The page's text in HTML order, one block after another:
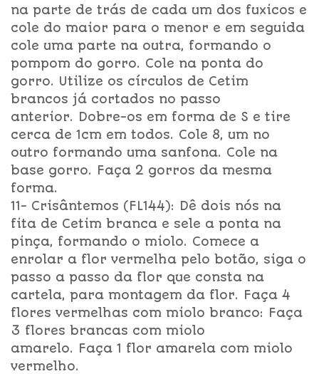
na parte de trás de cada um dos fuxicos e
cole do maior para o menor e em seguida
cole uma parte na outra, formando o
pompom do gorro. Cole na ponta do
gorro. Utilize os círculos de Cetim
brancos já cortados no passo
anterior. Dobre-os em forma de S e tire
cerca de 1cm em todos. Cole 8, um no
outro formando uma sanfona. Cole na
base gorro. Faça 2 gorros da mesma
forma.
11- Crisântemos (FL144): Dê dois nós na
fita de Cetim branca e sele a ponta na
pinça, formando o miolo. Comece a
enrolar a flor vermelha pelo botão, siga o
passo a passo da flor que consta na
cartela, para montagem da flor. Faça 4
flores vermelhas com miolo branco: Faça
3 flores brancas com miolo
amarelo. Faça 1 flor amarela com miolo
vermelho.